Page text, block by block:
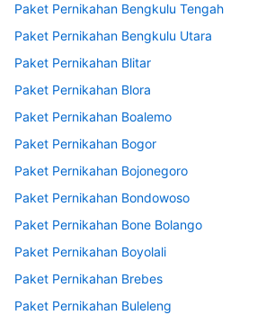
Paket Pernikahan Bengkulu Tengah
Paket Pernikahan Bengkulu Utara
Paket Pernikahan Blitar
Paket Pernikahan Blora
Paket Pernikahan Boalemo
Paket Pernikahan Bogor
Paket Pernikahan Bojonegoro
Paket Pernikahan Bondowoso
Paket Pernikahan Bone Bolango
Paket Pernikahan Boyolali
Paket Pernikahan Brebes
Paket Pernikahan Buleleng